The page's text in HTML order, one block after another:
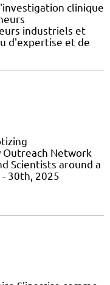
clinique
industriels et
d'expertise et de
Outreach Network
Scientists around a
- 30th, 2025